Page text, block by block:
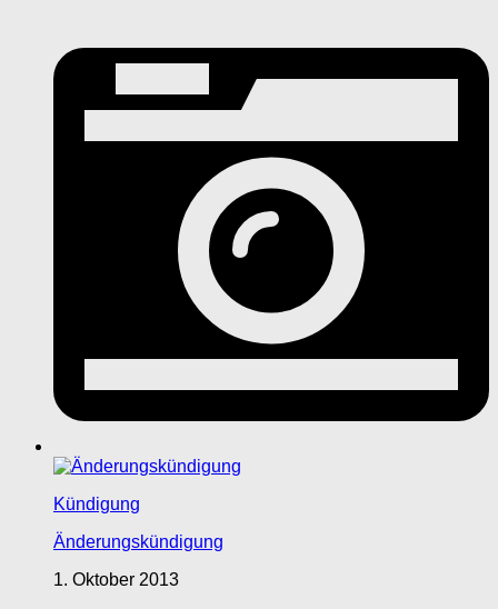
Kündigung
Änderungskündigung
1. Oktober 2013